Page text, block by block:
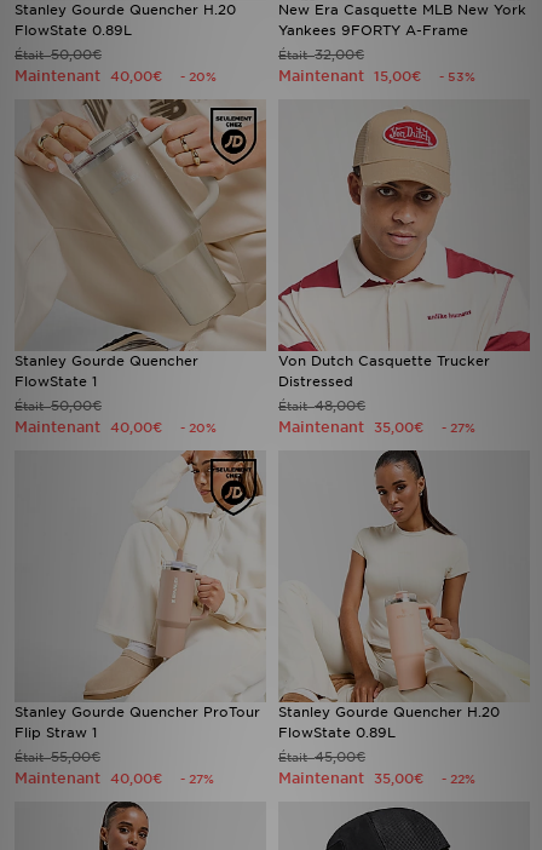
Stanley Gourde Quencher H.20
FlowState 0.89L
Était50,00€
Maintenant 40,00€ - 20%
New Era Casquette MLB New York
Yankees 9FORTY A-Frame
Était32,00€
Maintenant 15,00€ - 53%
Stanley Gourde Quencher
FlowState 1
Était50,00€
Maintenant 40,00€ - 20%
Von Dutch Casquette Trucker
Distressed
Était48,00€
Maintenant 35,00€ - 27%
Stanley Gourde Quencher ProTour
Flip Straw 1
Était55,00€
Maintenant 40,00€ - 27%
Stanley Gourde Quencher H.20
FlowState 0.89L
Était45,00€
Maintenant 35,00€ - 22%